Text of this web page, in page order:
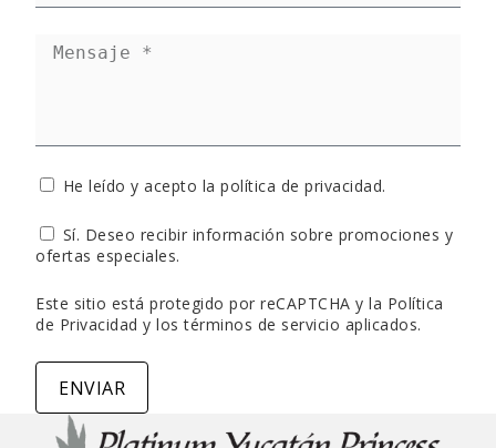
He leído y acepto la política de privacidad.
Sí. Deseo recibir información sobre promociones y
ofertas especiales.
Este sitio está protegido por reCAPTCHA y la Política
de Privacidad y los términos de servicio aplicados.
ENVIAR